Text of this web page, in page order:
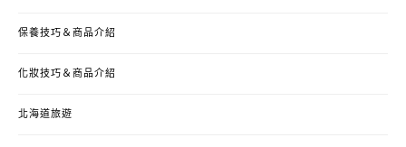
保養技巧＆商品介紹
化妝技巧＆商品介紹
北海道旅遊